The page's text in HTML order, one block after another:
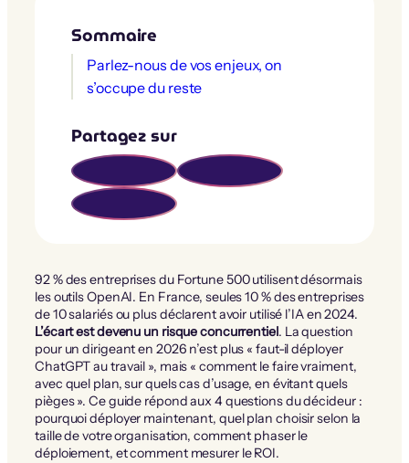
92 % des entreprises du Fortune 500 utilisent désormais
les outils OpenAI. En France, seules 10 % des entreprises
de 10 salariés ou plus déclarent avoir utilisé l’IA en 2024.
L’écart est devenu un risque concurrentiel. La question
pour un dirigeant en 2026 n’est plus « faut-il déployer
ChatGPT au travail », mais « comment le faire vraiment,
avec quel plan, sur quels cas d’usage, en évitant quels
pièges ». Ce guide répond aux 4 questions du décideur :
pourquoi déployer maintenant, quel plan choisir selon la
taille de votre organisation, comment phaser le
déploiement, et comment mesurer le ROI.
Sommaire
Parlez-nous de vos enjeux, on
s’occupe du reste
Partagez sur